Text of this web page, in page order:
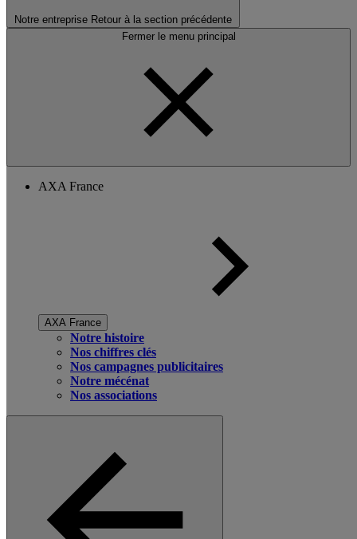
Notre entreprise Retour à la section précédente
Fermer le menu principal
AXA France
AXA France
Notre histoire
Nos chiffres clés
Nos campagnes publicitaires
Notre mécénat
Nos associations